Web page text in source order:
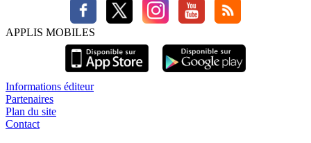
APPLIS MOBILES
Informations éditeur
Partenaires
Plan du site
Contact